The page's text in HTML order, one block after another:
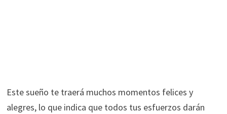
Este sueño te traerá muchos momentos felices y
alegres, lo que indica que todos tus esfuerzos darán